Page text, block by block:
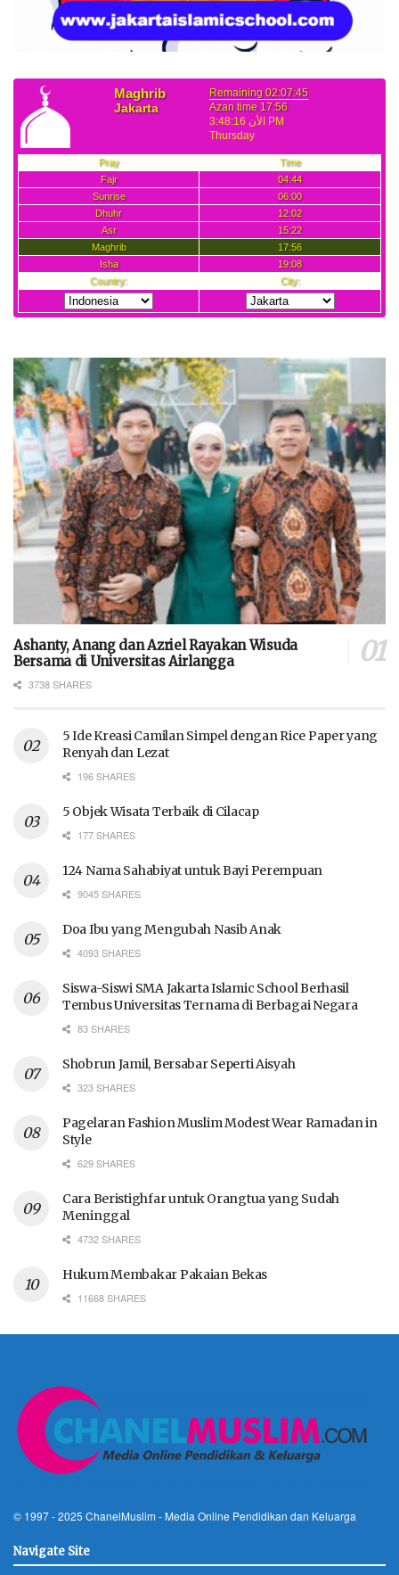
Ashanty, Anang dan Azriel Rayakan Wisuda
Bersama di Universitas Airlangga
3738 SHARES
5 Ide Kreasi Camilan Simpel dengan Rice Paper yang
Renyah dan Lezat
196 SHARES
5 Objek Wisata Terbaik di Cilacap
177 SHARES
124 Nama Sahabiyat untuk Bayi Perempuan
9045 SHARES
Doa Ibu yang Mengubah Nasib Anak
4093 SHARES
Siswa-Siswi SMA Jakarta Islamic School Berhasil
Tembus Universitas Ternama di Berbagai Negara
83 SHARES
Shobrun Jamil, Bersabar Seperti Aisyah
323 SHARES
Pagelaran Fashion Muslim Modest Wear Ramadan in
Style
629 SHARES
Cara Beristighfar untuk Orangtua yang Sudah
Meninggal
4732 SHARES
Hukum Membakar Pakaian Bekas
11668 SHARES
© 1997 - 2025 ChanelMuslim - Media Online Pendidikan dan Keluarga
Navigate Site